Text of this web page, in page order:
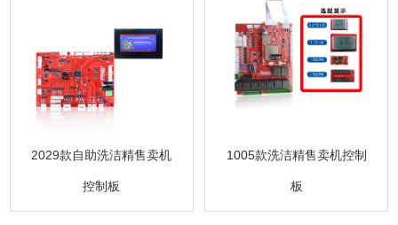
2029款自助洗洁精售卖机
控制板
1005款洗洁精售卖机控制
板